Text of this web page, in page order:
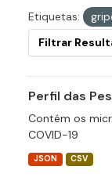
Etiquetas:
Filtrar
Perfil das
Contém os
COVID-19
JSON CSV